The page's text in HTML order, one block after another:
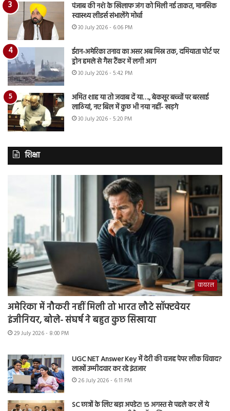
पंजाब की नशे के खिलाफ जंग को मिली नई ताकत, मानसिक
स्वास्थ्य लीडर्स संभालेंगे मोर्चा
30 July 2026 - 6:06 PM
ईरान-अमेरिका तनाव का असर अब मिस्र तक, दमियाता पोर्ट पर
ड्रोन हमले से गैस टैंकर में लगी आग
30 July 2026 - 5:42 PM
अमित शाह या तो जवाब दें या…., बेकसूर बच्चों पर बरसाई
लाठियां, नए बिल में कुछ भी नया नहीं- खड़गे
30 July 2026 - 5:20 PM
शिक्षा
वायरल
अमेरिका में नौकरी नहीं मिली तो भारत लौटे सॉफ्टवेयर
इंजीनियर, बोले- संघर्ष ने बहुत कुछ सिखाया
29 July 2026 - 8:00 PM
UGC NET Answer Key में देरी की वजह पेपर लीक विवाद?
लाखों उम्मीदवार कर रहे इंतजार
26 July 2026 - 6:11 PM
SC छात्रों के लिए बड़ा अपडेट! 15 अगस्त से पहले कर लें ये